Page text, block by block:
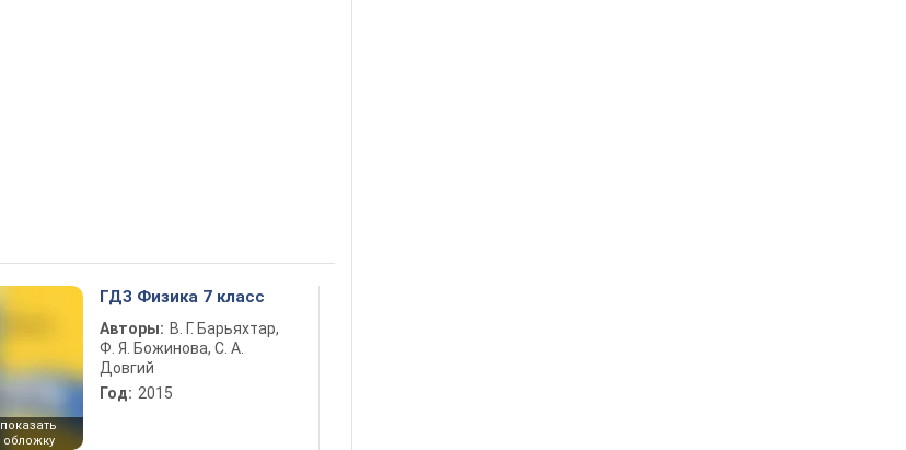
показать
обложку
ГДЗ Физика 7 класс
Авторы: В. Г. Барьяхтар,
Ф. Я. Божинова, С. А.
Довгий
Год: 2015